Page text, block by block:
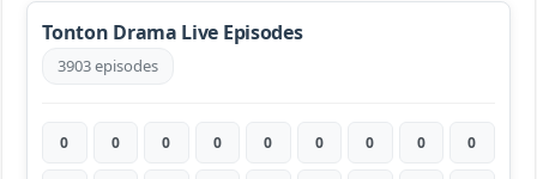
Tonton Drama Live Episodes
3903 episodes
0 0 0 0 0 0 0 0 0